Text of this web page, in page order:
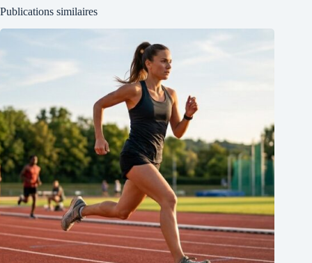
Publications similaires